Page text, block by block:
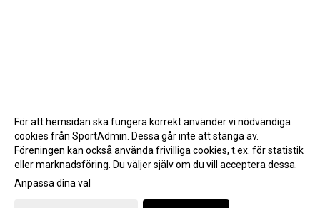
Gå till Webbversion
För att hemsidan ska fungera korrekt använder vi nödvändiga
cookies från SportAdmin. Dessa går inte att stänga av.
Föreningen kan också använda frivilliga cookies, t.ex. för statistik
eller marknadsföring. Du väljer själv om du vill acceptera dessa.
Anpassa dina val